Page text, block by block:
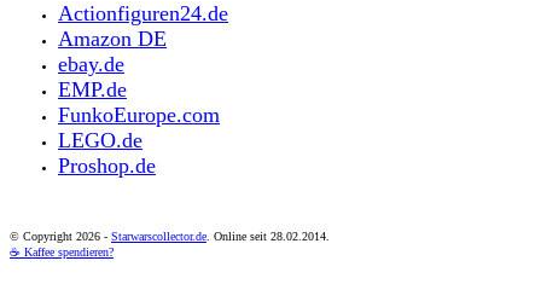
Actionfiguren24.de
Amazon DE
ebay.de
EMP.de
FunkoEurope.com
LEGO.de
Proshop.de
© Copyright 2026 - Starwarscollector.de. Online seit 28.02.2014.
☕ Kaffee spendieren?